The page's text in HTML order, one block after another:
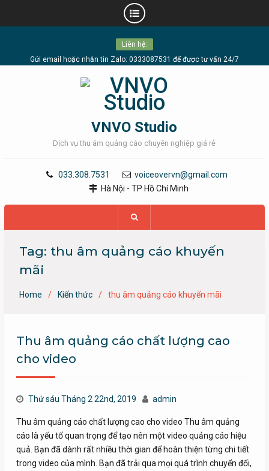
Liên hệ:
Gửi email hoặc nhắn tin Zalo: 0333087531 để được tư vấn 24/7
VNVO Studio
Dịch vụ thu âm quảng cáo chuyên nghiệp giá rẻ
033.308.7531
voiceovervn@gmail.com
Hà Nội - TP Hồ Chí Minh
Tag: thu âm quảng cáo khuyến
mãi
Home Kiến thức thu âm quảng cáo khuyến mãi
Thu âm quảng cáo chất lượng cao
cho video
Thứ sáu Tháng 2 22nd, 2019 admin
Thu âm quảng cáo chất lượng cao cho video Thu âm quảng
cáo là yếu tố quan trọng để tạo nên một video quảng cáo hiệu
quả. Bạn đã dành rất nhiều thời gian để hoàn thiện từng chi tiết
trong video của mình. Bạn đã trải qua mọi quá trình chuyển đổi,